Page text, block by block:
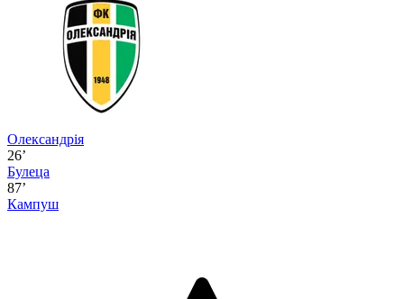
Олександрія
26’
Булеца
87’
Кампуш